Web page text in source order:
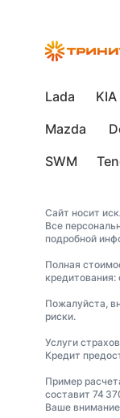
Lada KIA
Mazda
SWM
Сайт носит
Все
подробной
Полная
кредитования:
Пожалуйста,
риски.
Услуги
Кредит
Пример
составит 74
Ваше